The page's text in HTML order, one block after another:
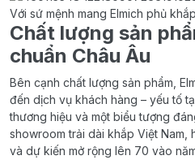
Với sứ mệnh mang Elmich phủ
Chất lượng sản
chuẩn Châu Âu
Bên cạnh chất lượng sản phẩm,
đến dịch vụ khách hàng – yếu tố
thương hiệu và một biểu tượng
showroom trải dài khắp Việt Nam,
và dự kiến mở rộng lên 70 vào